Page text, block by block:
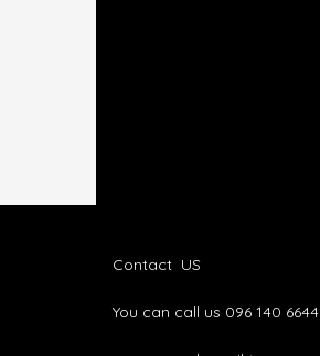
Contact US
You can call us 096 140 6644